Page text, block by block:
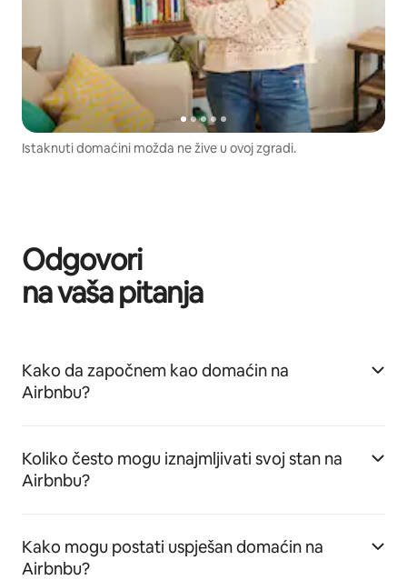
Istaknuti domaćini možda ne žive u ovoj zgradi.
Odgovori
na vaša pitanja
Kako da započnem kao domaćin na
Airbnbu?
Koliko često mogu iznajmljivati svoj stan na
Airbnbu?
Kako mogu postati uspješan domaćin na
Airbnbu?